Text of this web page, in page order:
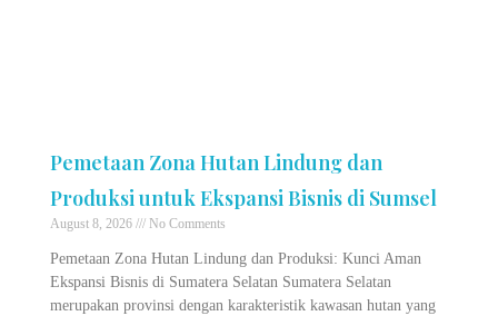
Pemetaan Zona Hutan Lindung dan
Produksi untuk Ekspansi Bisnis di Sumsel
August 8, 2026 No Comments
Pemetaan Zona Hutan Lindung dan Produksi: Kunci Aman
Ekspansi Bisnis di Sumatera Selatan Sumatera Selatan
merupakan provinsi dengan karakteristik kawasan hutan yang